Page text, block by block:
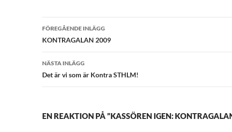
Inläggsnavigering
FÖREGÅENDE INLÄGG
KONTRAGALAN 2009
NÄSTA INLÄGG
Det är vi som är Kontra STHLM!
EN REAKTION PÅ ”KASSÖREN IGEN: